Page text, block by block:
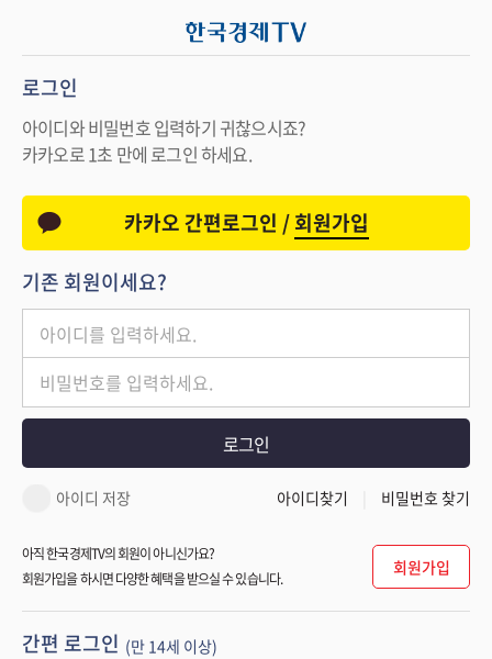
로그인
아이디와 비밀번호 입력하기 귀찮으시죠?
카카오로 1초 만에 로그인 하세요.
카카오 간편로그인 /회원가입
기존 회원이세요?
로그인
아이디 저장 아이디찾기 비밀번호 찾기
아직 한국경제TV의 회원이 아니신가요?
회원가입을 하시면 다양한 혜택을 받으실 수 있습니다.
회원가입
간편 로그인 (만 14세 이상)